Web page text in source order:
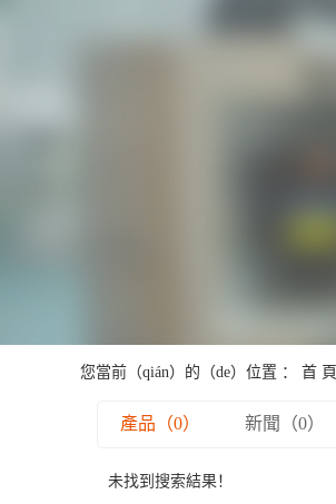
您當前（qián）的（de）位置 ： 首 頁
產品（0） 新聞（0）
未找到搜索結果！